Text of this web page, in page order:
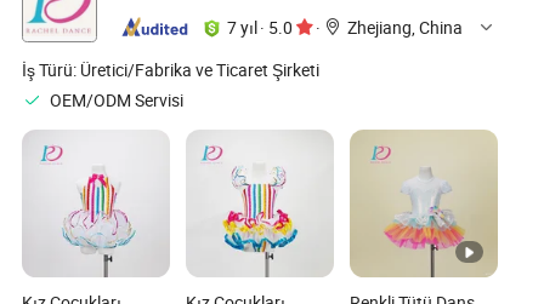
7 yıl· 5.0 ·
Zhejiang, China
İş Türü: Üretici/Fabrika ve Ticaret Şirketi
OEM/ODM Servisi